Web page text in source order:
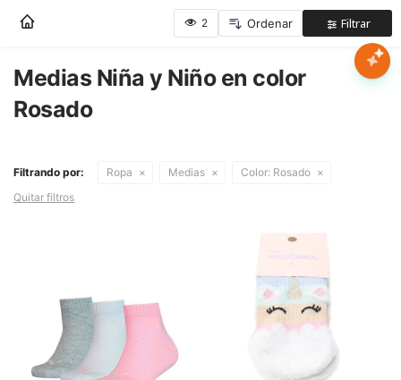
Nota:
este
web
incluye
accesibilidad.
Medias Niña y Niño en color
Rosado
Filtrando por: Ropa Medias Color: Rosado
Quitar filtros
Mujer
Marcas
Novedades